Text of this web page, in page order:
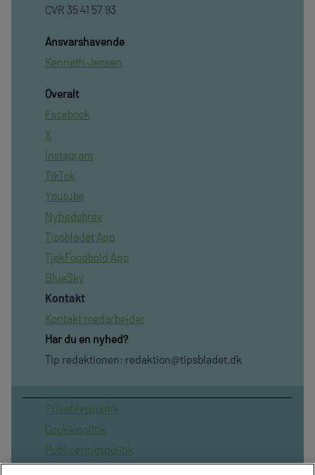
CVR 35 41 57 93
Ansvarshavende
Kenneth Jensen
Overalt
Facebook
X
Instagram
TikTok
Youtube
Nyhedsbrev
Tipsbladet App
TjekFoodbold App
BlueSky
Kontakt
Kontakt medarbejder
Har du en nyhed?
Tip redaktionen: redaktion@tipsbladet.dk
Privatilvspolitik
Cookiepolitik
Publiceringspolitik